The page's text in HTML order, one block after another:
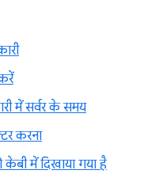
में सर्वर के समय
करना
में दिखाया गया है